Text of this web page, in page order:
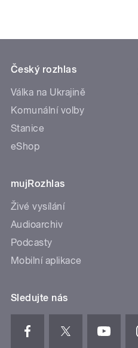
Český rozhlas
Válka na Ukrajině
Komunální volby
Stanice
eShop
mujRozhlas
Živé vysílání
Audioarchiv
Podcasty
Mobilní aplikace
Sledujte nás